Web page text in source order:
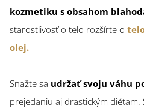
kozmetiku s obsahom
starostlivosť o telo rozšírte o
olej.
Snažte sa udržať svoju váhu
prejedaniu aj drastickým diétam.